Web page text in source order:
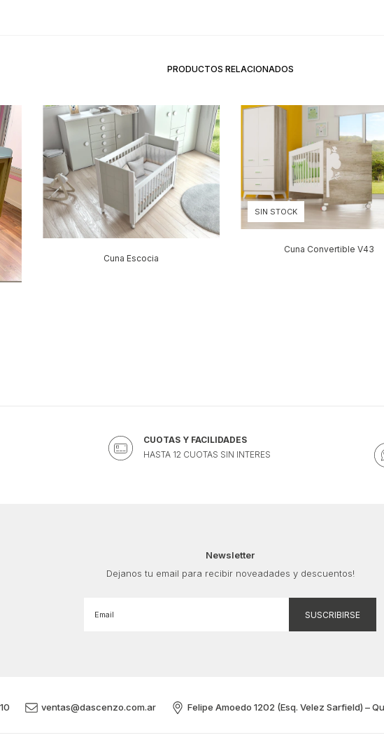
PRODUCTOS RELACIONADOS
Cuna Escocia
SIN STOCK
Cuna Convertible V43
CUOTAS Y FACILIDADES
HASTA 12 CUOTAS SIN INTERES
Newsletter
Dejanos tu email para recibir noveadades y descuentos!
ventas@dascenzo.com.ar Felipe Amoedo 1202 (Esq. Velez Sarfield) –